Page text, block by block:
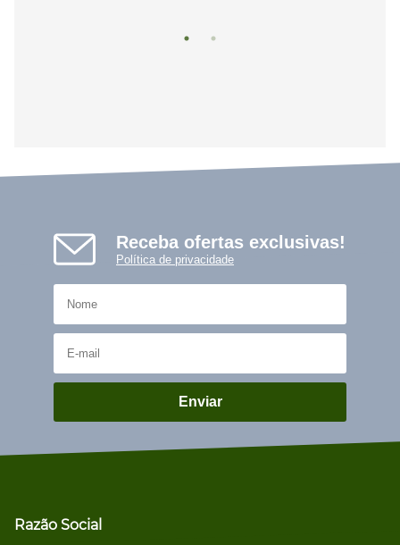
Receba ofertas exclusivas!
Política de privacidade
Enviar
Razão Social